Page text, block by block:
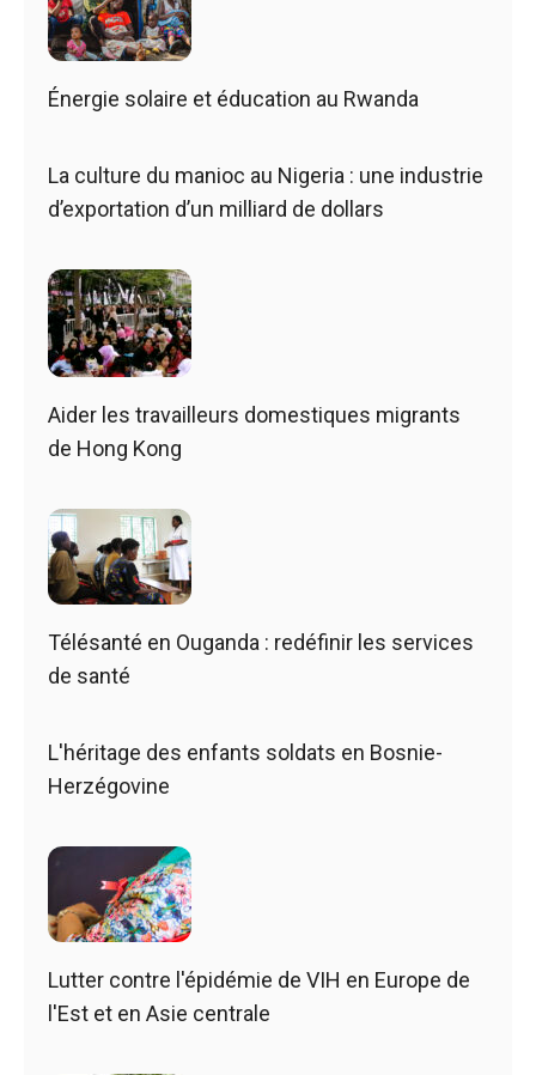
Énergie solaire et éducation au Rwanda
La culture du manioc au Nigeria : une industrie
d’exportation d’un milliard de dollars
Aider les travailleurs domestiques migrants
de Hong Kong
Télésanté en Ouganda : redéfinir les services
de santé
L'héritage des enfants soldats en Bosnie-
Herzégovine
Lutter contre l'épidémie de VIH en Europe de
l'Est et en Asie centrale